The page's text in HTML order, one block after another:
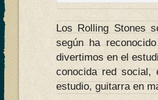
Los Rolling Stones
según ha
divertimos en el
conocida red social,
estudio, guitarra en